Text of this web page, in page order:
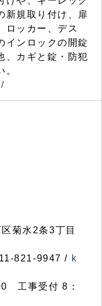
新規取り付け、扉
ロッカー、デス
インロックの開錠
、カギと錠・防犯
菊水2条3丁目
821-9947 / k
工事受付 8：